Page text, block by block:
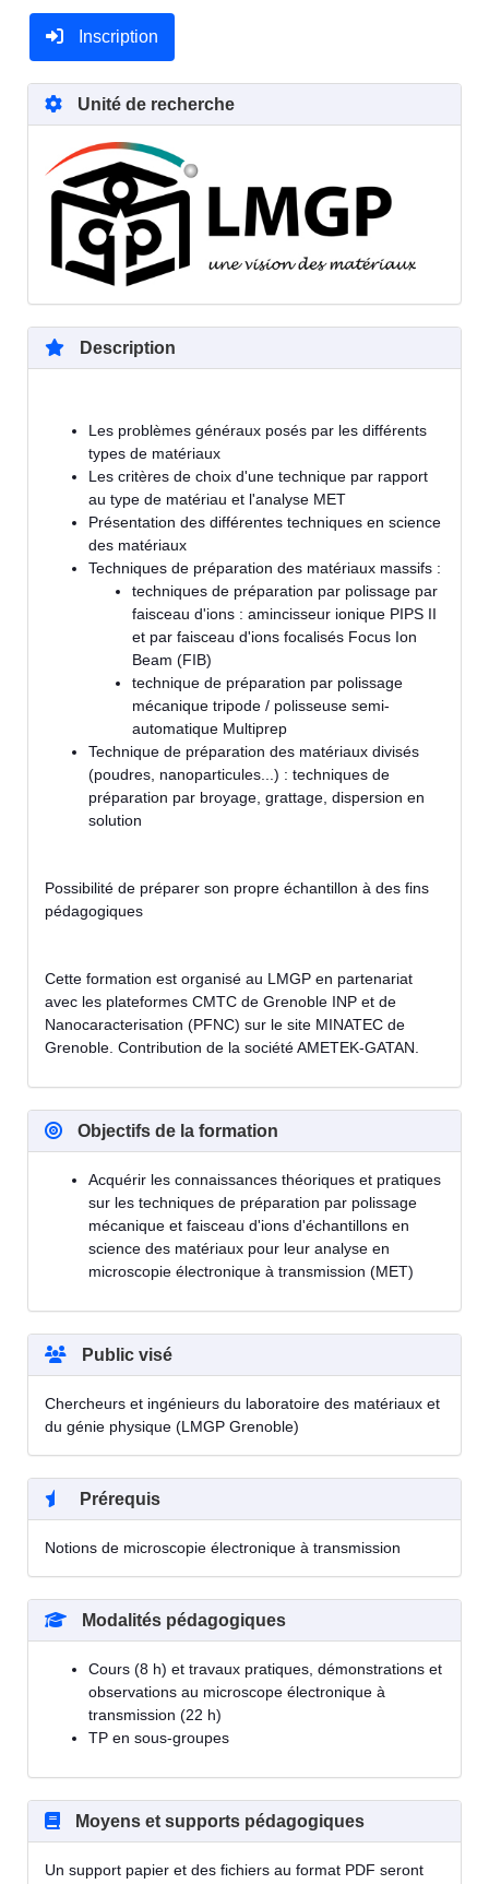
Inscription
Unité de recherche
Description
Les problèmes généraux posés par les différents
types de matériaux
Les critères de choix d'une technique par rapport
au type de matériau et l'analyse MET
Présentation des différentes techniques en science
des matériaux
Techniques de préparation des matériaux massifs :
techniques de préparation par polissage par
faisceau d'ions : amincisseur ionique PIPS II
et par faisceau d'ions focalisés Focus Ion
Beam (FIB)
technique de préparation par polissage
mécanique tripode / polisseuse semi-
automatique Multiprep
Technique de préparation des matériaux divisés
(poudres, nanoparticules...) : techniques de
préparation par broyage, grattage, dispersion en
solution
Possibilité de préparer son propre échantillon à des fins
pédagogiques
Cette formation est organisé au LMGP en partenariat
avec les plateformes CMTC de Grenoble INP et de
Nanocaracterisation (PFNC) sur le site MINATEC de
Grenoble. Contribution de la société AMETEK-GATAN.
Objectifs de la formation
Acquérir les connaissances théoriques et pratiques
sur les techniques de préparation par polissage
mécanique et faisceau d'ions d'échantillons en
science des matériaux pour leur analyse en
microscopie électronique à transmission (MET)
Public visé
Chercheurs et ingénieurs du laboratoire des matériaux et
du génie physique (LMGP Grenoble)
Prérequis
Notions de microscopie électronique à transmission
Modalités pédagogiques
Cours (8 h) et travaux pratiques, démonstrations et
observations au microscope électronique à
transmission (22 h)
TP en sous-groupes
Moyens et supports pédagogiques
Un support papier et des fichiers au format PDF seront